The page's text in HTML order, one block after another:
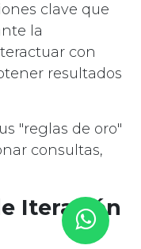
clave que
la
con
resultados
"reglas de oro"
consultas,
Iteración